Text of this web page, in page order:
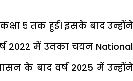
5 तक हुई। इसके बाद उन्होंने
2022 में उनका चयन National
के बाद वर्ष 2025 में उन्होंने